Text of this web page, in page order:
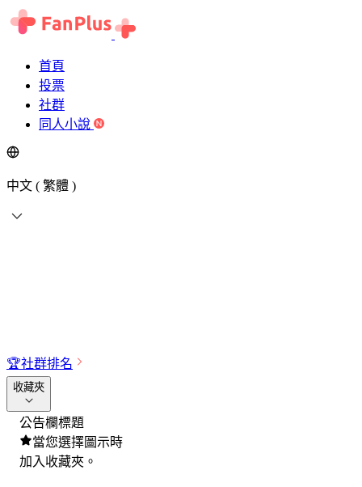
首頁
投票
社群
同人小說
中文 ( 繁體 )
🏆社群排名
收藏夾
公告欄標題
當您選擇圖示時
加入收藏夾。